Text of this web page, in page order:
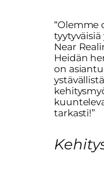
“Olemme
Near
Heidän
on
tarkasti!”